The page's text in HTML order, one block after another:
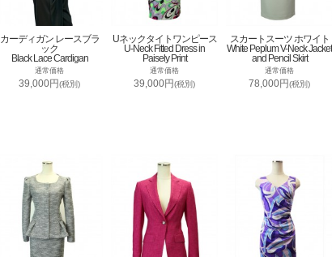
カーディガン レースブラ
ック
Black Lace Cardigan
通常価格
39,000円(税別)
Uネックタイトワンピース
U-Neck Fitted Dress in
Paisely Print
通常価格
39,000円(税別)
スカートスーツ ホワイト
White Peplum V-Neck Jacket
and Pencil Skirt
通常価格
78,000円(税別)